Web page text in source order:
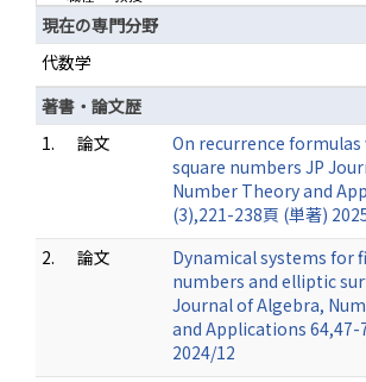
現在の専門分野
代数学
著書・論文歴
1.
論文
On recurrence
square numbers JP
Number Theory and
(3),221-238頁 (単著)
2.
論文
Dynamical systems for
numbers and elliptic
Journal of Algebra,
and Applications 64,47-
2024/12